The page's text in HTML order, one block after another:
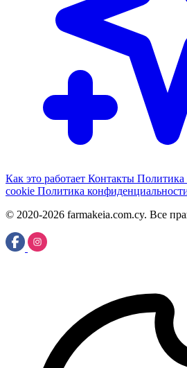
Как это работает Контакты Политика
cookie Политика
© 2020-2026 farmakeia.com.cy. Все